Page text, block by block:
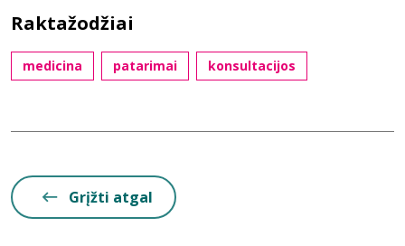
Raktažodžiai
medicina patarimai konsultacijos
Grįžti atgal